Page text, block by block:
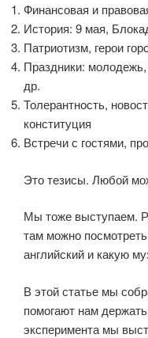
Финансовая и
История: 9 мая,
Патриотизм, герои
Праздники:
др.
Толерантность,
конституция
Встречи с гостями,
Это тезисы. Любой
Мы тоже выступаем.
там можно
английский и какую
В этой статье мы
помогают нам
эксперимента мы